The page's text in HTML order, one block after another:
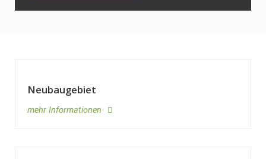
Neubaugebiet
mehr Informationen